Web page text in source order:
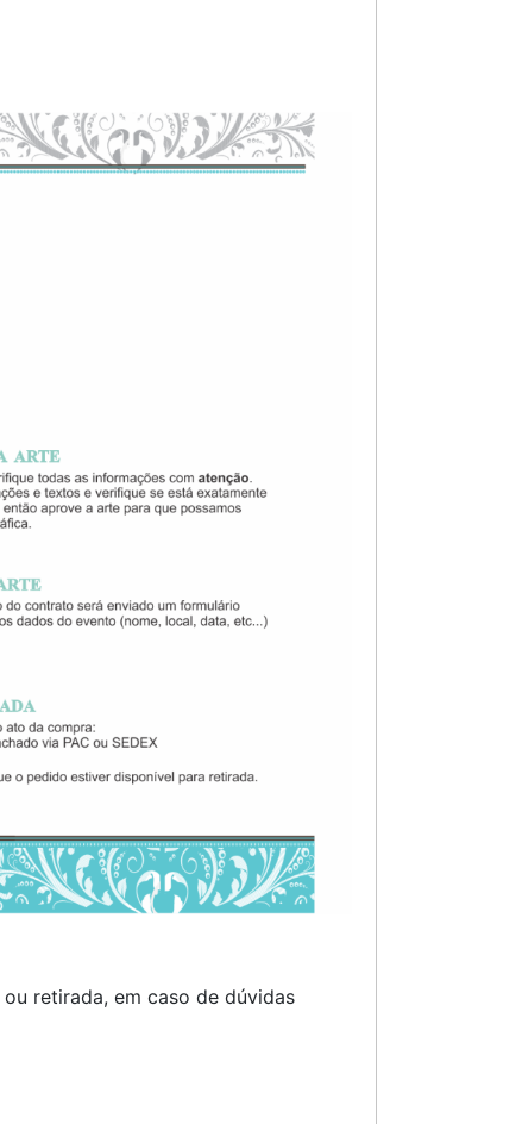
retirada, em caso de dúvidas